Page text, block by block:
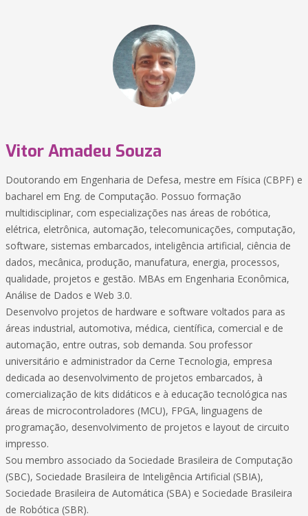
Vitor Amadeu Souza
Doutorando em Engenharia de Defesa, mestre em Física (CBPF) e
bacharel em Eng. de Computação. Possuo formação
multidisciplinar, com especializações nas áreas de robótica,
elétrica, eletrônica, automação, telecomunicações, computação,
software, sistemas embarcados, inteligência artificial, ciência de
dados, mecânica, produção, manufatura, energia, processos,
qualidade, projetos e gestão. MBAs em Engenharia Econômica,
Análise de Dados e Web 3.0.
Desenvolvo projetos de hardware e software voltados para as
áreas industrial, automotiva, médica, científica, comercial e de
automação, entre outras, sob demanda. Sou professor
universitário e administrador da Cerne Tecnologia, empresa
dedicada ao desenvolvimento de projetos embarcados, à
comercialização de kits didáticos e à educação tecnológica nas
áreas de microcontroladores (MCU), FPGA, linguagens de
programação, desenvolvimento de projetos e layout de circuito
impresso.
Sou membro associado da Sociedade Brasileira de Computação
(SBC), Sociedade Brasileira de Inteligência Artificial (SBIA),
Sociedade Brasileira de Automática (SBA) e Sociedade Brasileira
de Robótica (SBR).